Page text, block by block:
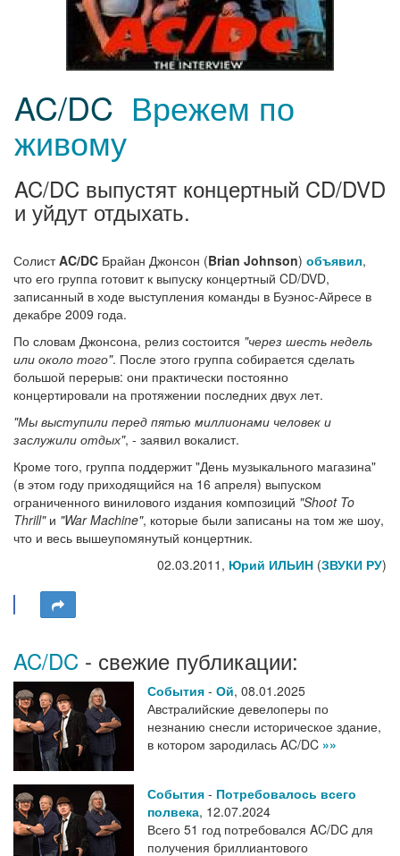
AC/DC Врежем по
живому
AC/DC выпустят концертный CD/DVD
и уйдут отдыхать.
СолистAC/DC Брайан Джонсон (Brian Johnson) объявил,
что его группа готовит к выпуску концертный CD/DVD,
записанный в ходе выступления команды в Буэнос-Айресе в
декабре 2009 года.
По словам Джонсона, релиз состоится "через шесть недель
или около того". После этого группа собирается сделать
большой перерыв: они практически постоянно
концертировали на протяжении последних двух лет.
"Мы выступили перед пятью миллионами человек и
заслужили отдых", - заявил вокалист.
Кроме того, группа поддержит "День музыкального магазина"
(в этом году приходящийся на 16 апреля) выпуском
ограниченного винилового издания композиций "Shoot To
Thrill"и "War Machine", которые были записаны на том же шоу,
что и весь вышеупомянутый концертник.
02.03.2011, Юрий ИЛЬИН (ЗВУКИ РУ)
AC/DC - свежие публикации:
События - Ой, 08.01.2025
Австралийские девелоперы по
незнанию снесли историческое здание,
в котором зародилась AC/DC »»
События - Потребовалось всего
полвека, 12.07.2024
Всего 51 год потребовался AC/DC для
получения бриллиантового